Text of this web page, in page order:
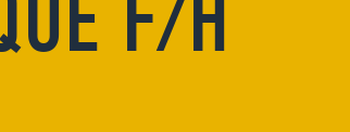
F/H